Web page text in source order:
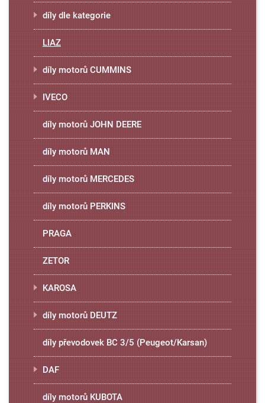
díly dle kategorie
LIAZ
díly motorů CUMMINS
IVECO
díly motorů JOHN DEERE
díly motorů MAN
díly motorů MERCEDES
díly motorů PERKINS
PRAGA
ZETOR
KAROSA
díly motorů DEUTZ
díly převodovek BC 3/5 (Peugeot/Karsan)
DAF
díly motorů KUBOTA